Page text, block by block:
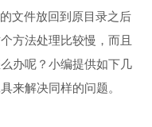
文件放回到原目录之后
方法处理比较慢，而且
办呢？小编提供如下几
来解决同样的问题。